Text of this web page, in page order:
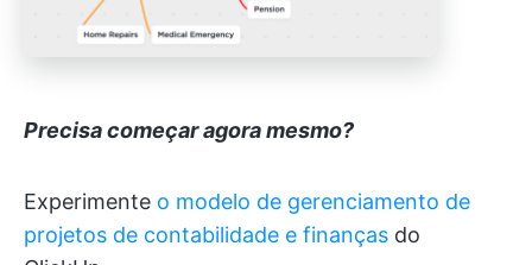
Precisa começar agora mesmo?
Experimente o modelo de gerenciamento de
projetos de contabilidade e finanças do